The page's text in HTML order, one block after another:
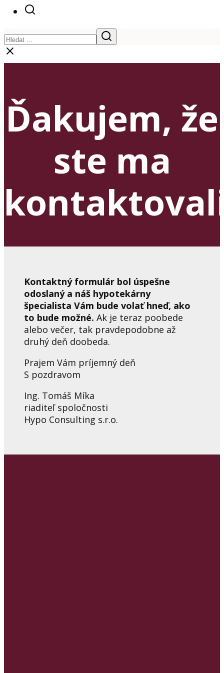
Ďakujem, že
ste ma
Kontaktný formulár bol úspešne
odoslaný a náš hypotekárny
špecialista Vám bude volať hneď, ako
to bude možné. Ak je teraz poobede
alebo večer, tak pravdepodobne až
druhý deň doobeda.
Prajem Vám príjemný deň
S pozdravom
Ing. Tomáš Míka
riaditeľ spoločnosti
Hypo Consulting s.r.o.